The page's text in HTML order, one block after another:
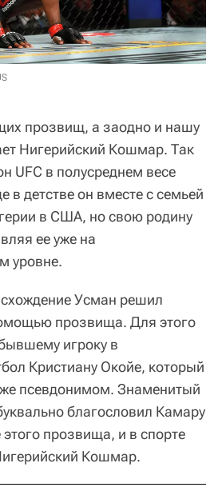
прозвищ, а заодно и нашу
Нигерийский Кошмар. Так
UFC в полусреднем весе
детстве он вместе с семьей
в США, но свою родину
ее уже на
уровне.
Усман решил
прозвища. Для этого
игроку в
Кристиану Окойе, который
псевдонимом. Знаменитый
благословил Камару
прозвища, и в спорте
Кошмар.